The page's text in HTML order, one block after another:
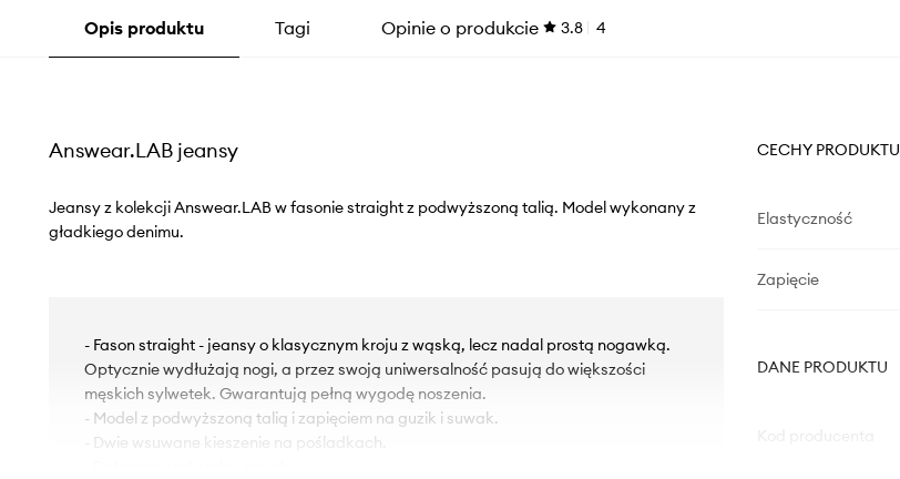
Opis produktu Tagi Opinie o produkcie 3.8 4
Answear.LAB jeansy
Jeansy z kolekcji Answear.LAB w fasonie straight z podwyższoną talią. Model wykonany z
gładkiego denimu.
- Fason straight - jeansy o klasycznym kroju z wąską, lecz nadal prostą nogawką.
Optycznie wydłużają nogi, a przez swoją uniwersalność pasują do większości
męskich sylwetek. Gwarantują pełną wygodę noszenia.
- Model z podwyższoną talią i zapięciem na guzik i suwak.
- Dwie wsuwane kieszenie na pośladkach.
CECHY PRODUKTU
Elastyczność
Zapięcie
DANE PRODUKTU